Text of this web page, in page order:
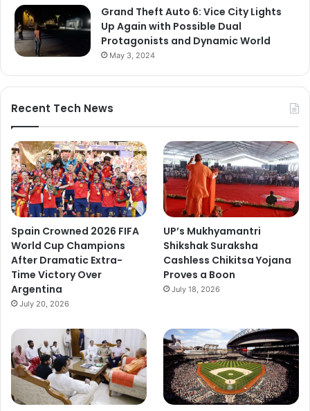
Grand Theft Auto 6: Vice City Lights
Up Again with Possible Dual
Protagonists and Dynamic World
May 3, 2024
Recent Tech News
Spain Crowned 2026 FIFA
World Cup Champions
After Dramatic Extra-
Time Victory Over
Argentina
July 20, 2026
UP’s Mukhyamantri
Shikshak Suraksha
Cashless Chikitsa Yojana
Proves a Boon
July 18, 2026